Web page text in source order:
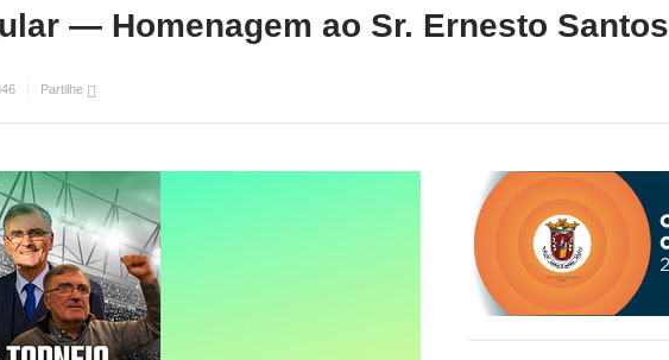
— Homenagem ao Sr. Ernesto Santos
Partilhe